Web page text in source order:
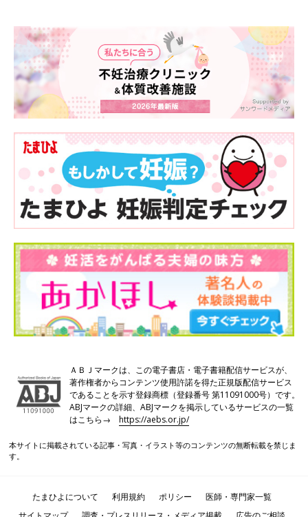
【STEP2】採卵
経腟超音波検査で卵胞を確認し、大きさが十分であれば専用の針
を腟から卵巣に穿刺して卵胞液と卵子を採取します。男性は精液
を採取して洗浄濃縮し、運動性のよい精子を選別します。
【STEP3】受精
体外受精の場合は、培養液を入れたシャーレに卵子を入れます。
卵子に約5万～10万個の濃度になるよう精子を振りかけます。顕
微授精の場合は、1個の精子を卵子の細胞質の中に注入します。
【STEP4】胚培養
採卵翌日に受精確認を行います。受精すると受精卵（胚）の細胞
分裂が始まります。2〜6日かけて4〜8分割胚または胚盤胞の状
態になるまで培養液の中で培養し、移植または凍結を行います。
【STEP5】胚移植
新鮮な胚を移植する場合と、いったん凍結した胚を融解して胚移
します。
【STEP6】妊娠判定
ＡＢＪマークは、この電子書店・電子書籍配信サービスが、
著作権者からコンテンツ使用許諾を得た正規版配信サービス
であることを示す登録商標（登録番号 第11091000号）です。
ABJマークの詳細、ABJマークを掲示しているサービスの一覧
はこちら→https://aebs.or.jp/
本サイトに掲載されている記事・写真・イラスト等のコンテンツの無断転載を禁じま
す。
たまひよについて 利用規約 ポリシー
医師・専門家一覧